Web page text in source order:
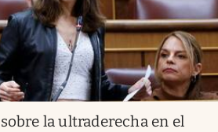
la ultraderecha en el